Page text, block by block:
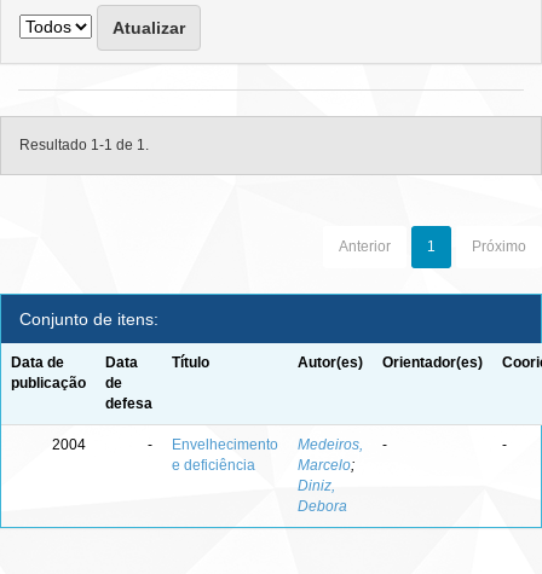
Resultado 1-1 de 1.
Anterior 1 Próximo
Conjunto de itens:
Data de
publicação
Data
de
defesa
Título Autor(es) Orientador(es)
2004 -
Envelhecimento
e deficiência
Medeiros,
Marcelo;
Diniz,
Debora
- -